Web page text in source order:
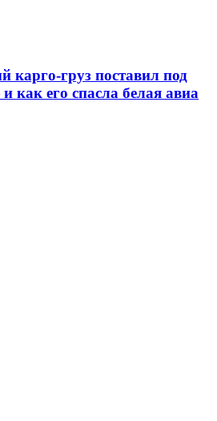
карго-груз поставил под
как его спасла белая авиа